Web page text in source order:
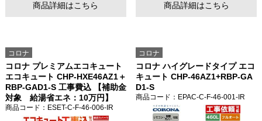
商品詳細はこちら 商品詳細はこちら
コロナ
コロナ プレミアムエコキュート
エコキュート CHP-HXE46AZ1＋
RBP-GAD1-S 工事費込 【補助金
対象 給湯省エネ：10万円】
商品コード ：ESET-C-F-46-006-IR
コロナ
コロナ ハイグレードタイプ エコ
キュート CHP-46AZ1+RBP-GA
D1-S
商品コード ：EPAC-C-F-46-001-IR